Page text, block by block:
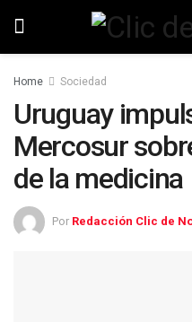
Home Sociedad
Uruguay
Mercosur
de la medicina
Por Redacción Clic de